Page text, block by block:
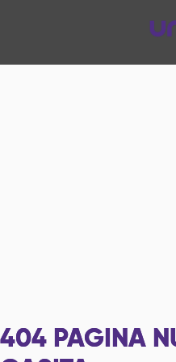
404 PAGINA